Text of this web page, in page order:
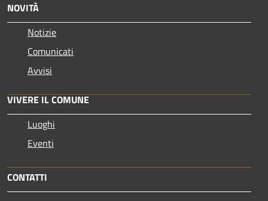
NOVITÀ
Notizie
Comunicati
Avvisi
VIVERE IL COMUNE
Luoghi
Eventi
CONTATTI